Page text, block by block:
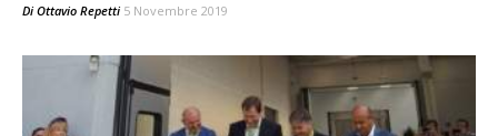
Di Ottavio Repetti 5 Novembre 2019